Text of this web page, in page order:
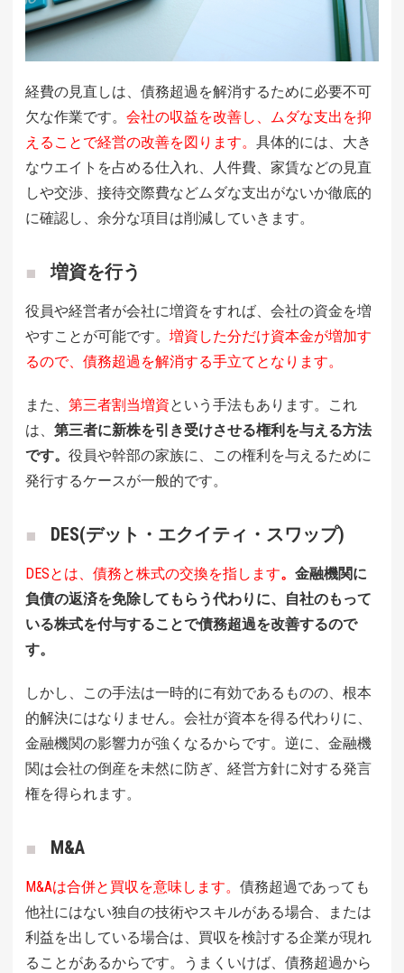
経費の見直しは、債務超過を解消するために必要不可
欠な作業です。 会社の収益を改善し、ムダな支出を抑
えることで経営の改善を図ります。 具体的には、大き
なウエイトを占める仕入れ、人件費、家賃などの見直
しや交渉、接待交際費などムダな支出がないか徹底的
に確認し、余分な項目は削減していきます。
増資を行う
役員や経営者が会社に増資をすれば、会社の資金を増
やすことが可能です。 増資した分だけ資本金が増加す
るので、債務超過を解消する手立てとなります。
また、 第三者割当増資という手法もあります。これ
は、 第三者に新株を引き受けさせる権利を与える方法
です。 役員や幹部の家族に、この権利を与えるために
発行するケースが一般的です。
DES(デット・エクイティ・スワップ)
DESとは、債務と株式の交換を指します。 金融機関に
負債の返済を免除してもらう代わりに、自社のもって
いる株式を付与することで債務超過を改善するので
す。
しかし、この手法は一時的に有効であるものの、根本
的解決にはなりません。会社が資本を得る代わりに、
金融機関の影響力が強くなるからです。逆に、金融機
関は会社の倒産を未然に防ぎ、経営方針に対する発言
権を得られます。
M&A
M&Aは合併と買収を意味します。 債務超過であっても
他社にはない独自の技術やスキルがある場合、または
利益を出している場合は、買収を検討する企業が現れ
ることがあるからです。うまくいけば、債務超過から